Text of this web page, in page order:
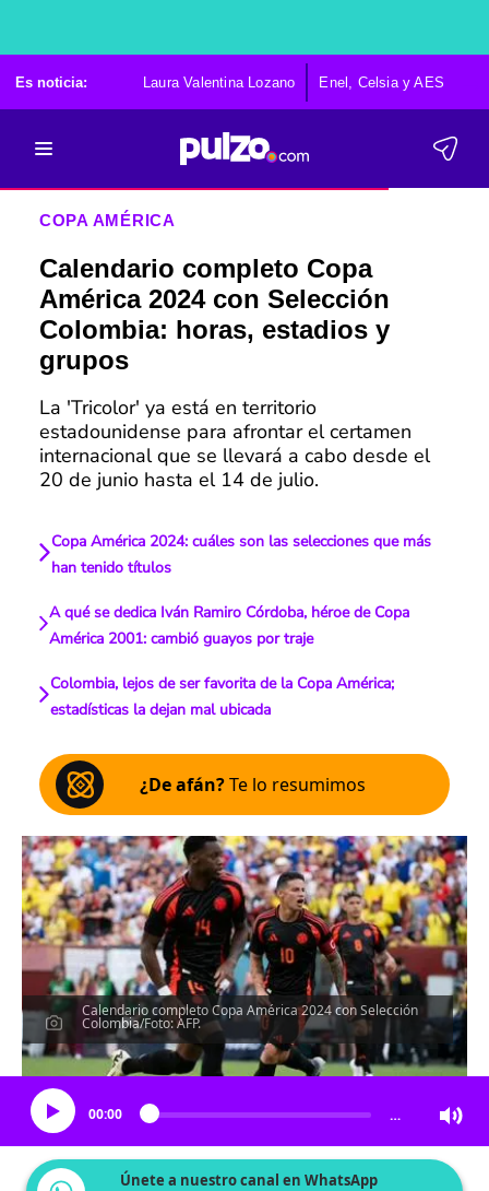
Es noticia: Laura Valentina Lozano Enel, Celsia y AES
COPA AMÉRICA
Calendario completo Copa
América 2024 con Selección
Colombia: horas, estadios y
grupos
La 'Tricolor' ya está en territorio
estadounidense para afrontar el certamen
internacional que se llevará a cabo desde el
20 de junio hasta el 14 de julio.
Copa América 2024: cuáles son las selecciones que más
han tenido títulos
A qué se dedica Iván Ramiro Córdoba, héroe de Copa
América 2001: cambió guayos por traje
Colombia, lejos de ser favorita de la Copa América;
estadísticas la dejan mal ubicada
¿De afán?Te lo resumimos
Calendario completo Copa América 2024 con Selección
Colombia/Foto: AFP.
Escucha el artículo
00:00 …
Únete a nuestro canal en WhatsApp